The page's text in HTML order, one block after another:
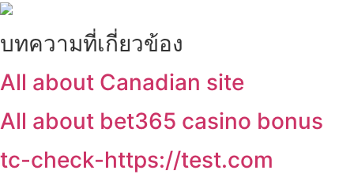
บทความที่เกี่ยวข้อง
All about Canadian site
All about bet365 casino bonus
tc-check-https://test.com